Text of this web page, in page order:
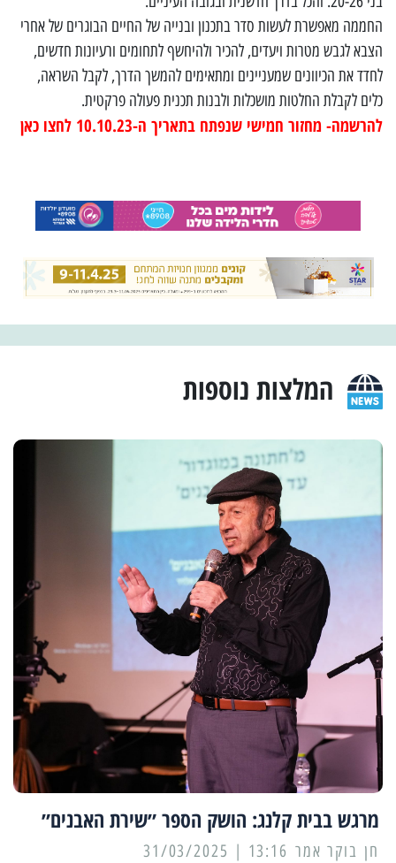
החממה מאפשרת לעשות סדר בתכנון ובנייה של החיים הבוגרים של אחרי
הצבא לגבש מטרות ויעדים, להכיר ולהיחשף לתחומים ורעיונות חדשים,
לחדד את הכיוונים שמעניינים ומתאימים להמשך הדרך, לקבל השראה,
כלים לקבלת החלטות מושכלות ולבנות תכנית פעולה פרקטית.
להרשמה- מחזור חמישי שנפתח בתאריך ה-10.10.23 לחצו כאן
המלצות נוספות
מרגש בבית קלנג: הושק הספר ״שירת האבנים״
13:16 | 31/03/2025